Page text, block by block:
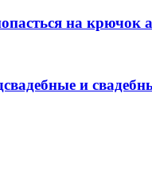
на крючок
и